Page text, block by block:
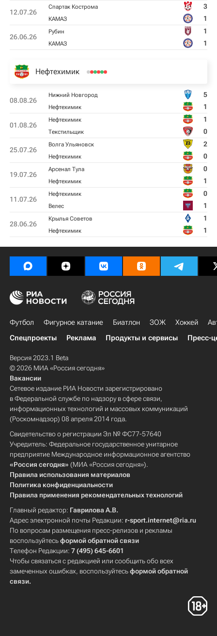
12.07.26
Спартак Кострома 3
КАМАЗ 1
26.06.26
Рубин 1
КАМАЗ 1
Нефтехимик
08.08.26
Нижний Новгород 5
Нефтехимик 1
01.08.26
Нефтехимик 1
Текстильщик 0
25.07.26
Волга Ульяновск 2
Нефтехимик 0
19.07.26
Арсенал Тула 0
Нефтехимик 1
11.07.26
Нефтехимик 0
Велес 1
28.06.26
Крылья Советов 1
Нефтехимик 1
Футбол Фигурное катание Биатлон ЗОЖ Хоккей
Спецпроекты
Реклама Продукты и сервисы Пресс-
Версия 2023.1 Beta
© 2026 МИА «Россия сегодня»
Вакансии
Сетевое издание РИА Новости зарегистрировано
в Федеральной службе по надзору в сфере связи,
информационных технологий и массовых коммуникаций
(Роскомнадзор) 08 апреля 2014 года.
Свидетельство о регистрации Эл № ФС77-57640
Учредитель: Федеральное государственное унитарное
предприятие Международное информационное агентство
«Россия сегодня» (МИА «Россия сегодня»).
Правила использования материалов
Политика конфиденциальности
Правила применения рекомендательных технологий
Главный редактор: Гаврилова А.В.
Адрес электронной почты Редакции: r-sport.internet@ria.ru
По вопросам размещения пресс-релизов и рекламы
воспользуйтесьформой обратной связи
Телефон Редакции: 7 (495) 645-6601
Чтобы связаться с редакцией или сообщить обо всех
замеченных ошибках, воспользуйтесьформой обратной
связи.